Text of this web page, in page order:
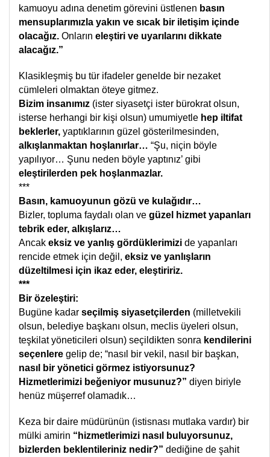
kamuoyu adına denetim görevini üstlenen basın
mensuplarımızla yakın ve sıcak bir iletişim içinde
olacağız. Onların eleştiri ve uyarılarını dikkate
alacağız.”
Klasikleşmiş bu tür ifadeler genelde bir nezaket
cümleleri olmaktan öteye gitmez.
Bizim insanımız (ister siyasetçi ister bürokrat olsun,
isterse herhangi bir kişi olsun) umumiyetle hep iltifat
beklerler, yaptıklarının güzel gösterilmesinden,
alkışlanmaktan hoşlanırlar… “Şu, niçin böyle
yapılıyor… Şunu neden böyle yaptınız’ gibi
eleştirilerden pek hoşlanmazlar.
***
Basın, kamuoyunun gözü ve kulağıdır…
Bizler, topluma faydalı olan ve güzel hizmet yapanları
tebrik eder, alkışlarız…
Ancak eksiz ve yanlış gördüklerimizi de yapanları
rencide etmek için değil, eksiz ve yanlışların
düzeltilmesi için ikaz eder, eleştiririz.
***
Bir özeleştiri:
Bugüne kadar seçilmiş siyasetçilerden (milletvekili
olsun, belediye başkanı olsun, meclis üyeleri olsun,
teşkilat yöneticileri olsun) seçildikten sonra kendilerini
seçenlere gelip de; “nasıl bir vekil, nasıl bir başkan,
nasıl bir yönetici görmez istiyorsunuz?
Hizmetlerimizi beğeniyor musunuz?” diyen biriyle
henüz müşerref olamadık…
Keza bir daire müdürünün (istisnası mutlaka vardır) bir
mülki amirin “hizmetlerimizi nasıl buluyorsunuz,
bizlerden beklentileriniz nedir?” dediğine de şahit